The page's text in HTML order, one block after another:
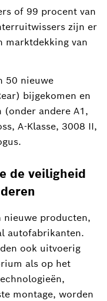
of 99 procent van
zijn er
marktdekking van
50 nieuwe
bijgekomen en
andere A1,
A-Klasse, 3008 II,
de veiligheid
nieuwe producten,
autofabrikanten.
ook uitvoerig
als op het
montage, worden